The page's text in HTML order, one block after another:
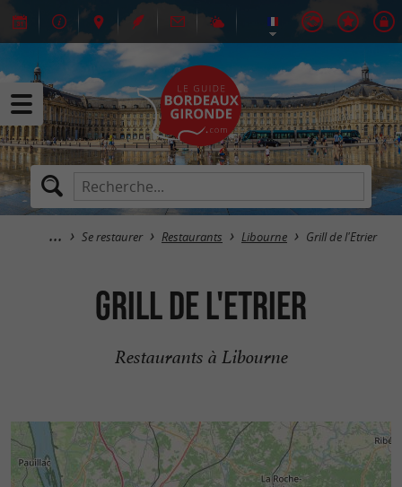
Se restaurer Restaurants Libourne Grill de l'Etrier
Grill de l'Etrier
Restaurants à Libourne